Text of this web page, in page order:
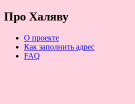
Про Халяву
О проекте
Как заполнить адрес
FAQ